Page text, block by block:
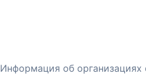
Информация об организациях